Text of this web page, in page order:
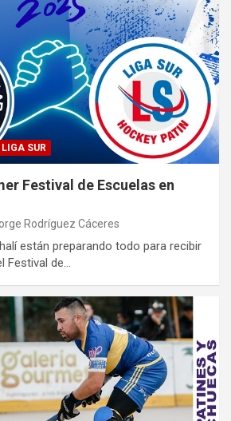
LIGA SUR
Festival de Escuelas en
Rodríguez Cáceres
están preparando todo para recibir
de…